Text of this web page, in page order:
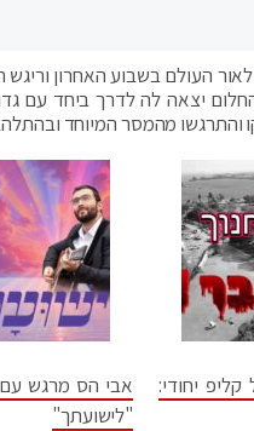
העולם בשבוע האחרון
יצאה לה לדרך ביחד עם
מהמסר המיוחד
יחודי:
אבי הס מרגש
"לישועתך"